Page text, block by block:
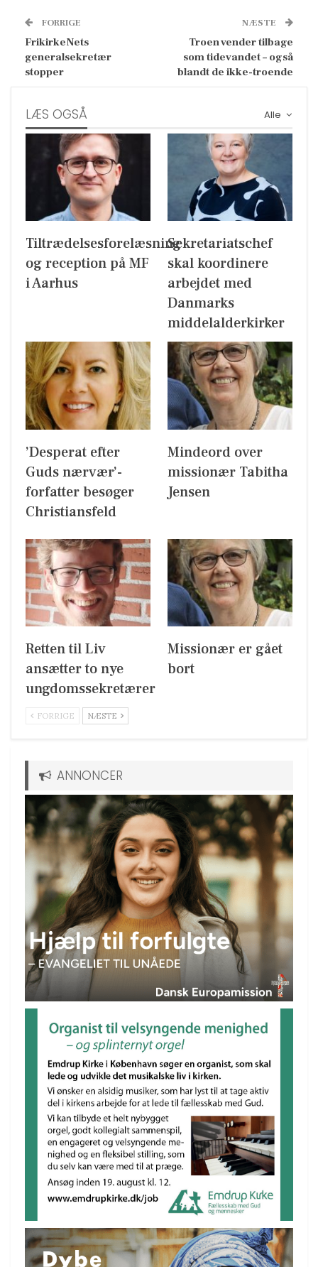
FORRIGE
FrikirkeNets
generalsekretær
stopper
NÆSTE
Troen vender tilbage
som tidevandet – også
blandt de ikke-troende
Alle
LÆS OGSÅ
Tiltrædelsesforelæsning
og reception på MF
i Aarhus
Sekretariatschef
skal koordinere
arbejdet med
Danmarks
middelalderkirker
’Desperat efter
Guds nærvær’-
forfatter besøger
Christiansfeld
Mindeord over
missionær Tabitha
Jensen
Retten til Liv
ansætter to nye
ungdomssekretærer
Missionær er gået
bort
FORRIGE NÆSTE
ANNONCER